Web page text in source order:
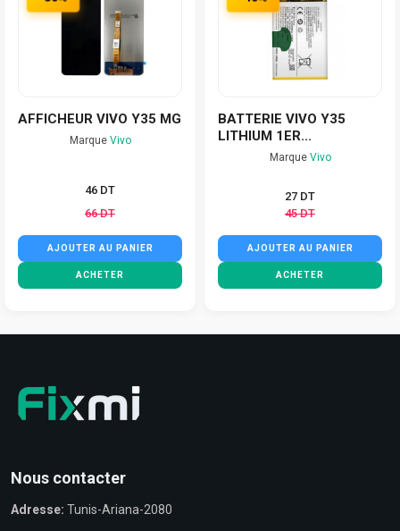
AFFICHEUR VIVO Y35 MG
Marque Vivo
46 DT
66 DT
AJOUTER AU PANIER
ACHETER
BATTERIE VIVO Y35
LITHIUM 1ER...
Marque Vivo
27 DT
45 DT
AJOUTER AU PANIER
ACHETER
Nous contacter
Adresse: Tunis-Ariana-2080